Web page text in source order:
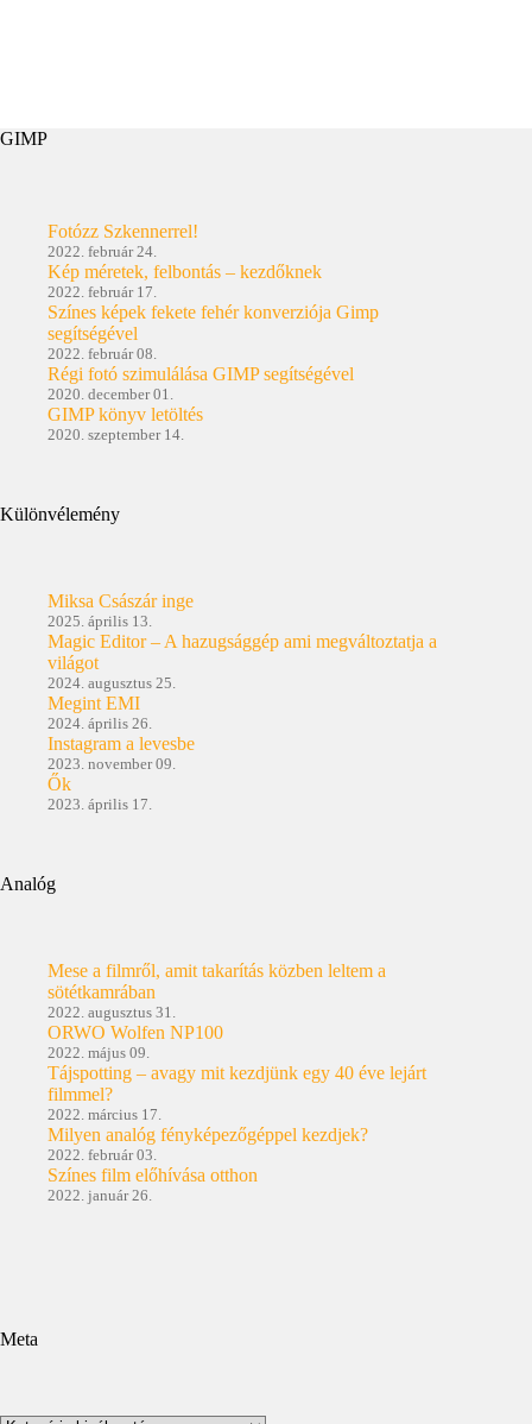
GIMP
Fotózz Szkennerrel!
2022. február 24.
Kép méretek, felbontás – kezdőknek
2022. február 17.
Színes képek fekete fehér konverziója Gimp
segítségével
2022. február 08.
Régi fotó szimulálása GIMP segítségével
2020. december 01.
GIMP könyv letöltés
2020. szeptember 14.
Különvélemény
Miksa Császár inge
2025. április 13.
Magic Editor – A hazugsággép ami megváltoztatja a
világot
2024. augusztus 25.
Megint EMI
2024. április 26.
Instagram a levesbe
2023. november 09.
Ők
2023. április 17.
Analóg
Mese a filmről, amit takarítás közben leltem a
sötétkamrában
2022. augusztus 31.
ORWO Wolfen NP100
2022. május 09.
Tájspotting – avagy mit kezdjünk egy 40 éve lejárt
filmmel?
2022. március 17.
Milyen analóg fényképezőgéppel kezdjek?
2022. február 03.
Színes film előhívása otthon
2022. január 26.
Meta